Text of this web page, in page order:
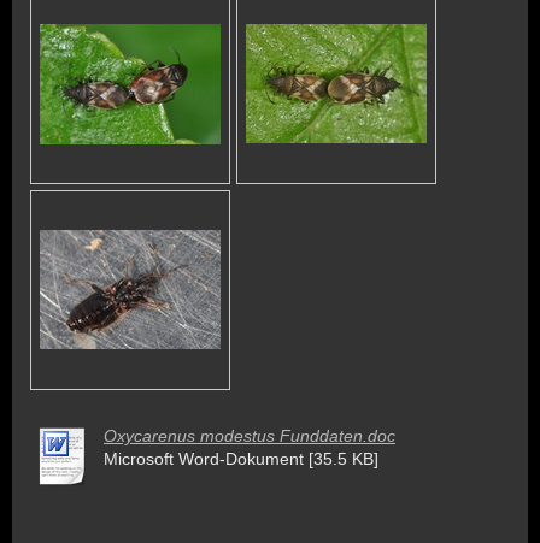
Oxycarenus modestus Funddaten.doc
Microsoft Word-Dokument [35.5 KB]